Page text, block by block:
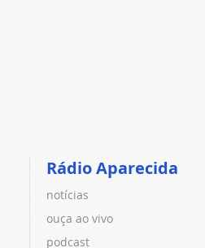
Rádio Aparecida
notícias
ouça ao vivo
podcast